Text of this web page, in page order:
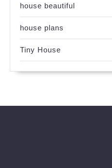
house beautiful
house plans
Tiny House